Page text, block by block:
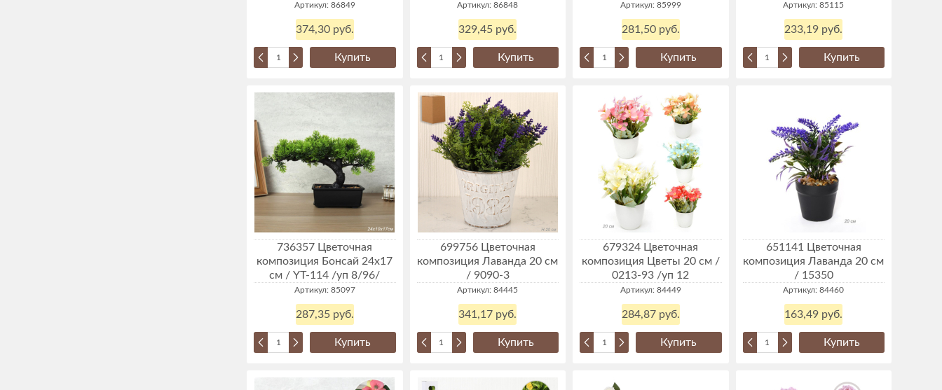
Артикул: 86849
374,30 руб.
Купить
Артикул: 86848
329,45 руб.
Купить
Артикул: 85999
281,50 руб.
Купить
Артикул: 85115
233,19 руб.
Купить
736357 Цветочная
композиция Бонсай 24х17
см / YT-114 /уп 8/96/
Артикул: 85097
287,35 руб.
Купить
699756 Цветочная
композиция Лаванда 20 см
/ 9090-3
Артикул: 84445
341,17 руб.
Купить
679324 Цветочная
композиция Цветы 20 см /
0213-93 /уп 12
Артикул: 84449
284,87 руб.
Купить
651141 Цветочная
композиция Лаванда 20 см
/ 15350
Артикул: 84460
163,49 руб.
Купить